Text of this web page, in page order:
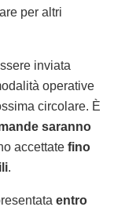
per altri
inviata
operative
circolare. È
saranno
accettate fino
.
entro